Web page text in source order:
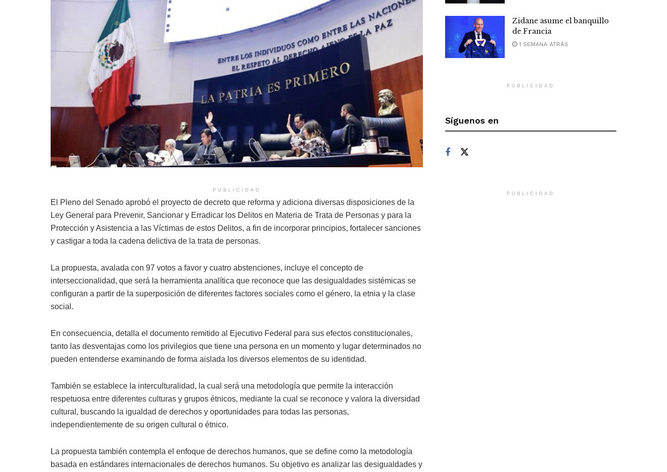
PUBLICIDAD
El Pleno del Senado aprobó el proyecto de decreto que reforma y adiciona diversas disposiciones de la
Ley General para Prevenir, Sancionar y Erradicar los Delitos en Materia de Trata de Personas y para la
Protección y Asistencia a las Víctimas de estos Delitos, a fin de incorporar principios, fortalecer sanciones
y castigar a toda la cadena delictiva de la trata de personas.
La propuesta, avalada con 97 votos a favor y cuatro abstenciones, incluye el concepto de
interseccionalidad, que será la herramienta analítica que reconoce que las desigualdades sistémicas se
configuran a partir de la superposición de diferentes factores sociales como el género, la etnia y la clase
social.
En consecuencia, detalla el documento remitido al Ejecutivo Federal para sus efectos constitucionales,
tanto las desventajas como los privilegios que tiene una persona en un momento y lugar determinados no
pueden entenderse examinando de forma aislada los diversos elementos de su identidad.
También se establece la interculturalidad, la cual será una metodología que permite la interacción
respetuosa entre diferentes culturas y grupos étnicos, mediante la cual se reconoce y valora la diversidad
cultural, buscando la igualdad de derechos y oportunidades para todas las personas,
independientemente de su origen cultural o étnico.
La propuesta también contempla el enfoque de derechos humanos, que se define como la metodología
basada en estándares internacionales de derechos humanos. Su objetivo es analizar las desigualdades y
Zidane asume el banquillo
de Francia
1 SEMANA ATRÁS
PUBLICIDAD
Síguenos en
PUBLICIDAD